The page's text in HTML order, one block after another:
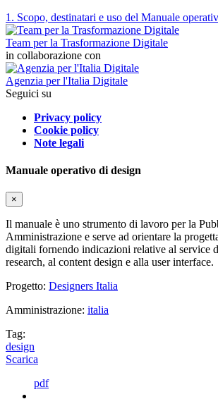
1. Scopo, destinatari e uso del Manuale
Team per la Trasformazione Digitale
in collaborazione con
Agenzia per l'Italia Digitale
Seguici su
Privacy policy
Cookie policy
Note legali
Manuale operativo di design
×
Il manuale è uno strumento di lavoro per la
Amministrazione e serve ad orientare la
digitali fornendo indicazioni relative al service
research, al content design e alla user interface.
Progetto: Designers Italia
Amministrazione: italia
Tag:
design
Scarica
pdf